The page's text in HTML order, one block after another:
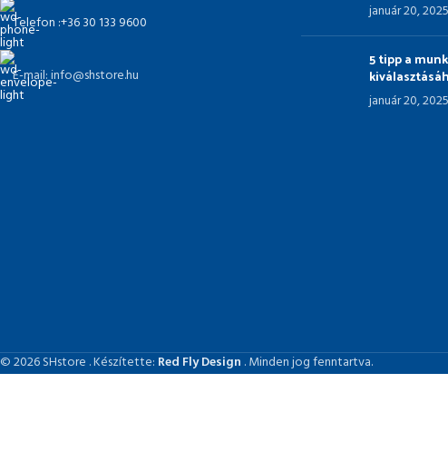
Telefon :+36 30 133 9600
E-mail: info@shstore.hu
január 20, 2025
5 tipp a
január 20, 2025
© 2026 SHstore . Készítette: Red Fly Design . Minden jog fenntartva.